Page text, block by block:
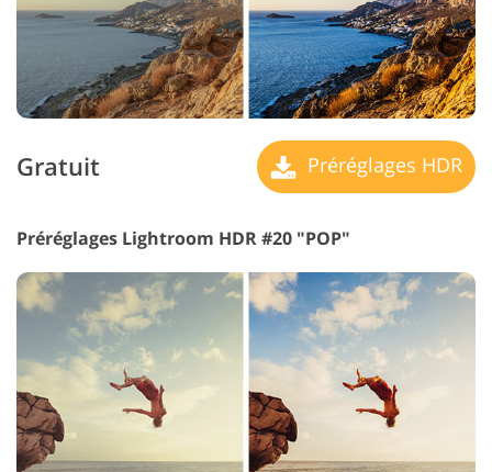
Gratuit Préréglages HDR
Préréglages Lightroom HDR #20 "POP"